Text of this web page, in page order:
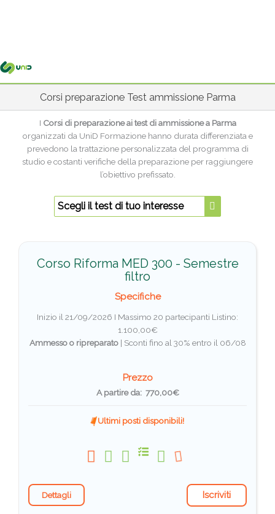
Corsi preparazione Test ammissione Parma
I Corsi di preparazione ai test di ammissione a Parma
organizzati da UniD Formazione hanno durata differenziata e
prevedono la trattazione personalizzata del programma di
studio e costanti verifiche della preparazione per raggiungere
l’obiettivo prefissato.
Scegli il test di tuo interesse
Corso Riforma MED 300 - Semestre
filtro
Specifiche
Inizio il 21/09/2026 I Massimo 20 partecipanti Listino:
1.100,00€
Ammesso o ripreparato| Sconti fino al 30% entro il 06/08
Prezzo
A partire da: 770,00€
Ultimi posti disponibili!
Dettagli Iscriviti